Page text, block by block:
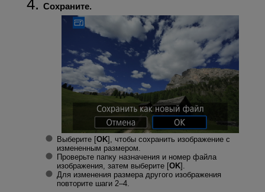
Сохраните.
Выберите [OK], чтобы сохранить изображение с
измененным размером.
Проверьте папку назначения и номер файла
изображения, затем выберите [OK].
Для изменения размера другого изображения
повторите шаги 2–4.